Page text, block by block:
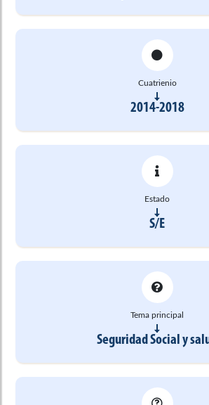
Cuatrienio
2014-2018
Estado
S/E
Tema principal
Seguridad Social y